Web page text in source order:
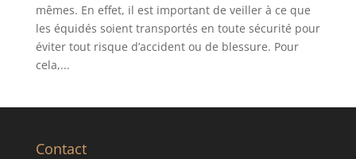
mêmes. En effet, il est important de veiller à ce que
les équidés soient transportés en toute sécurité pour
éviter tout risque d’accident ou de blessure. Pour
cela,...
Contact